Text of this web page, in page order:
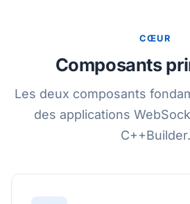
CŒUR
Composants
Les deux composants
des applications
C++Builder.